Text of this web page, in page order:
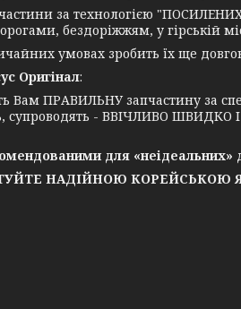
за технологією
бездоріжжям, у гірській
умовах зробить їх ще
Оригінал:
Вам ПРАВИЛЬНУ запчастину за
- ВВІЧЛИВО ШВИДКО
для «неідеальних»
НАДІЙНОЮ КОРЕЙСЬКОЮ